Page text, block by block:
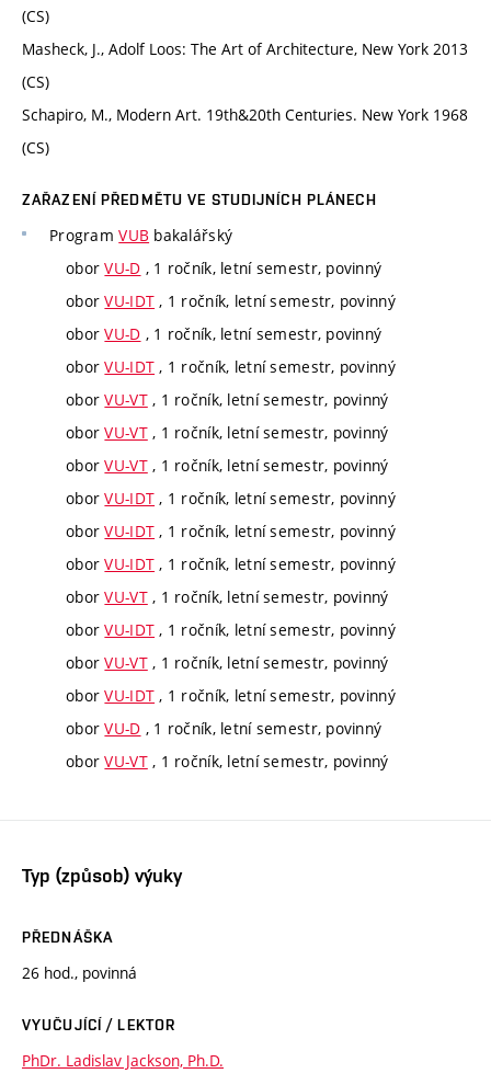
(CS)
Masheck, J., Adolf Loos: The Art of Architecture, New York 2013
(CS)
Schapiro, M., Modern Art. 19th&20th Centuries. New York 1968
(CS)
ZAŘAZENÍ PŘEDMĚTU VE STUDIJNÍCH PLÁNECH
ProgramVUB bakalářský
oborVU-D , 1 ročník, letní semestr, povinný
oborVU-IDT , 1 ročník, letní semestr, povinný
oborVU-D , 1 ročník, letní semestr, povinný
oborVU-IDT , 1 ročník, letní semestr, povinný
oborVU-VT, 1 ročník, letní semestr, povinný
oborVU-VT, 1 ročník, letní semestr, povinný
oborVU-VT, 1 ročník, letní semestr, povinný
oborVU-IDT , 1 ročník, letní semestr, povinný
oborVU-IDT , 1 ročník, letní semestr, povinný
oborVU-IDT , 1 ročník, letní semestr, povinný
oborVU-VT, 1 ročník, letní semestr, povinný
oborVU-IDT , 1 ročník, letní semestr, povinný
oborVU-VT, 1 ročník, letní semestr, povinný
oborVU-IDT , 1 ročník, letní semestr, povinný
oborVU-D , 1 ročník, letní semestr, povinný
oborVU-VT, 1 ročník, letní semestr, povinný
Typ (způsob) výuky
PŘEDNÁŠKA
26 hod., povinná
VYUČUJÍCÍ / LEKTOR
PhDr. Ladislav Jackson, Ph.D.